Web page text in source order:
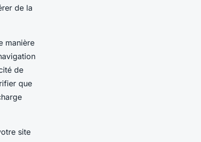
de la
manière
de
que
site